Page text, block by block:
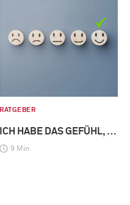
RATGEBER
ICH HABE DAS GEFÜHL, …
9 Min